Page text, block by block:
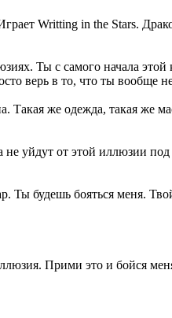
Writting in the Stars.
Ты с самого начала
верь в то, что ты вообще
Такая же одежда, такая же
уйдут от этой иллюзии
будешь бояться меня.
Прими это и бойся